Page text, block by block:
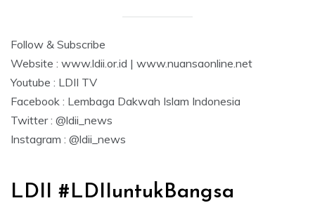
Follow & Subscribe
Website : www.ldii.or.id | www.nuansaonline.net
Youtube : LDII TV
Facebook : Lembaga Dakwah Islam Indonesia
Twitter : @ldii_news
Instagram : @ldii_news
LDII #LDIIuntukBangsa